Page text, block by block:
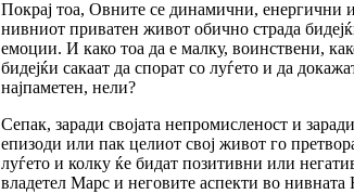
Покрај тоа, Овните се динамични, енергични
нивниот приватен живот обично страда
емоции. И како тоа да е малку, воинствени,
бидејќи сакаат да спорат со луѓето и да
најпаметен, нели?
Сепак, заради својата непромисленост и
епизоди или пак целиот свој живот го
луѓето и колку ќе бидат позитивни или
владетел Марс и неговите аспекти во нивната